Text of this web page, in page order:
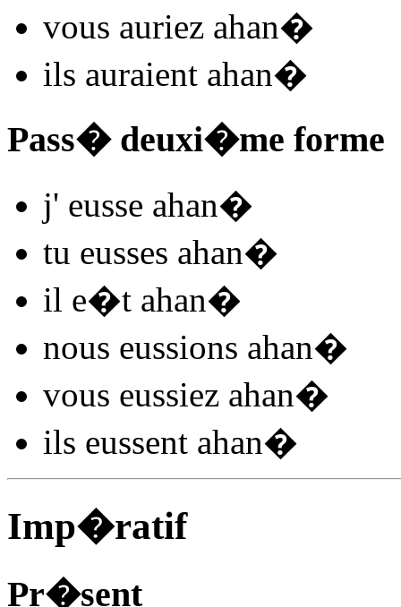
vous auriez ahan�
ils auraient ahan�
Pass� deuxi�me forme
j' eusse ahan�
tu eusses ahan�
il e�t ahan�
nous eussions ahan�
vous eussiez ahan�
ils eussent ahan�
Imp�ratif
Pr�sent